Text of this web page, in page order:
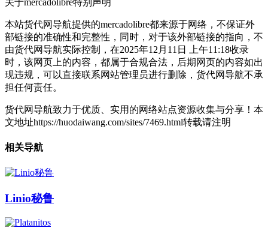
本站货代网导航提供的mercadolibre都来源于网络，不保证外
部链接的准确性和完整性，同时，对于该外部链接的指向，不
由货代网导航实际控制，在2025年12月11日 上午11:18收录
时，该网页上的内容，都属于合规合法，后期网页的内容如出
现违规，可以直接联系网站管理员进行删除，货代网导航不承
担任何责任。
货代网导航致力于优质、实用的网络站点资源收集与分享！ 本
文地址https://huodaiwang.com/sites/7469.html转载请注明
相关导航
Linio秘鲁